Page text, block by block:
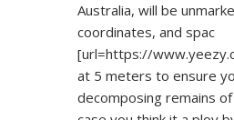
Australia, will be
coordinates, and spac
[url=https://
at 5 meters to ensure
decomposing remains